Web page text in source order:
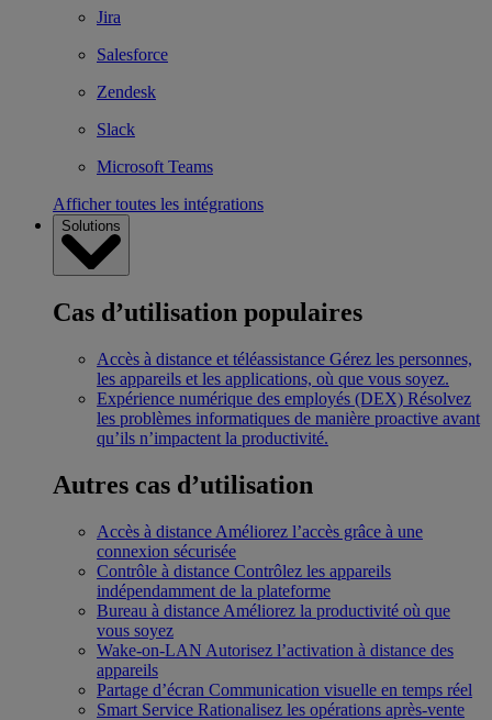
Jira
Salesforce
Zendesk
Slack
Microsoft Teams
Afficher toutes les intégrations
Solutions
Cas d’utilisation populaires
Accès à distance et téléassistance Gérez les personnes,
les appareils et les applications, où que vous soyez.
Expérience numérique des employés (DEX) Résolvez
les problèmes informatiques de manière proactive avant
qu’ils n’impactent la productivité.
Autres cas d’utilisation
Accès à distance Améliorez l’accès grâce à une
connexion sécurisée
Contrôle à distance Contrôlez les appareils
indépendamment de la plateforme
Bureau à distance Améliorez la productivité où que
vous soyez
Wake-on-LAN Autorisez l’activation à distance des
appareils
Partage d’écran Communication visuelle en temps réel
Smart Service Rationalisez les opérations après-vente